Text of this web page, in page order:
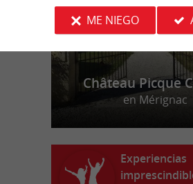
Château Picque
en Mérignac
Experiencias
ME NIEGO